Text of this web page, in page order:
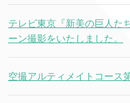
テレビ東京『新美の巨人た
ーン撮影をいたしました。
空撮アルティメイトコース